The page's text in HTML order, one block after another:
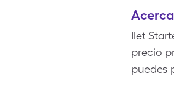
Ilet
precio
puedes